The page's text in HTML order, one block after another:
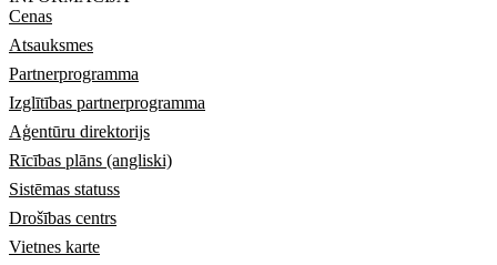
Cenas
Atsauksmes
Partnerprogramma
Izglītības partnerprogramma
Aģentūru direktorijs
Rīcības plāns (angliski)
Sistēmas statuss
Drošības centrs
Vietnes karte